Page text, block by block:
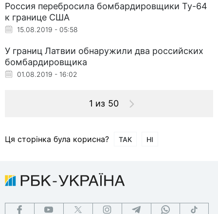
Россия перебросила бомбардировщики Ту-64
к границе США
15.08.2019 - 05:58
У границ Латвии обнаружили два российских
бомбардировщика
01.08.2019 - 16:02
1 из 50
Ця сторінка була корисна? ТАК НІ